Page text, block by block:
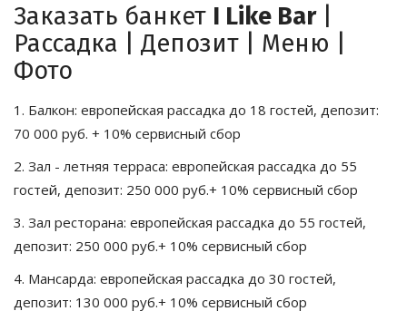
Заказать банкет I Like Bar |
Рассадка | Депозит | Меню |
Фото
1. Балкон: европейская рассадка до 18 гостей, депозит:
70 000 руб. + 10% сервисный сбор
2. Зал - летняя терраса: европейская рассадка до 55
гостей, депозит: 250 000 руб.+ 10% сервисный сбор
3. Зал ресторана: европейская рассадка до 55 гостей,
депозит: 250 000 руб.+ 10% сервисный сбор
4. Мансарда: европейская рассадка до 30 гостей,
депозит: 130 000 руб.+ 10% сервисный сбор